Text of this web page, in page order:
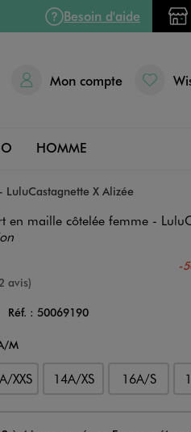
Besoin d'aide
Mon compte
HOMME
X Alizée
en maille côtelée femme -
-
avis)
Réf. : 50069190
M
XXS 14A/XS 16A/S